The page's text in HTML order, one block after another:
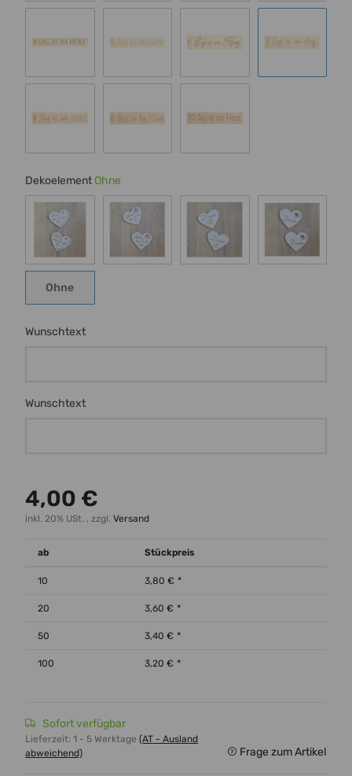
Standard 00 Schrift 1 Schrift 2 Schrift 3
Schrift 4 Schrift 5 Schrift 6
Dekoelement Ohne
Schmetterling
OhneOhne
Wunschtext
Wunschtext
4,00 €
inkl. 20% USt. , zzgl. Versand
ab Stückpreis
10 3,80 € *
20 3,60 € *
50 3,40 € *
100 3,20 € *
Sofort verfügbar
Lieferzeit: 1 - 5 Werktage (AT - Ausland
abweichend)
Frage zum Artikel